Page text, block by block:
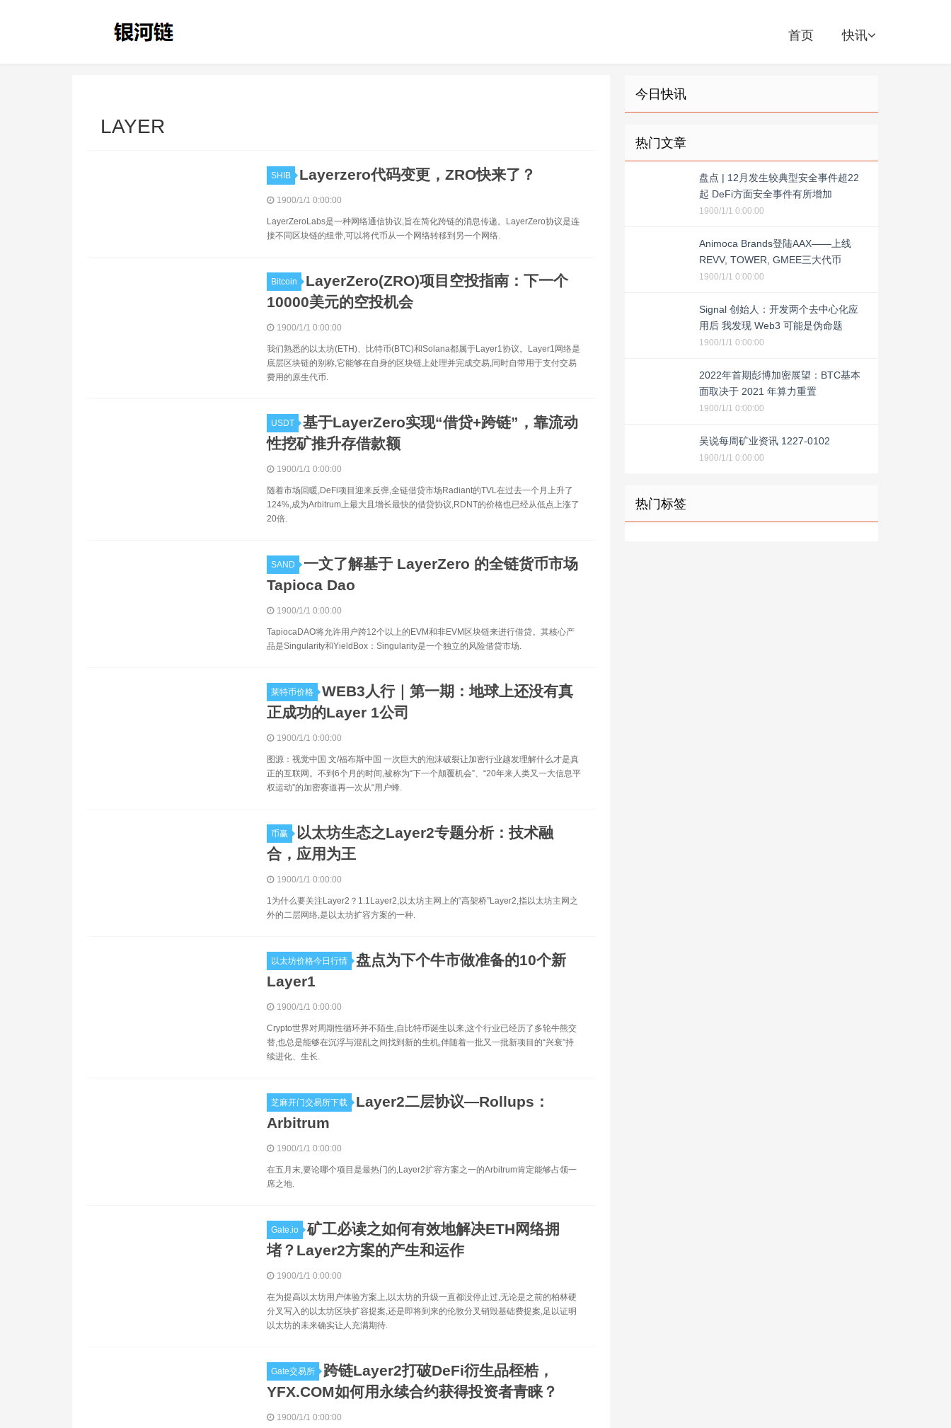
首页 快讯
LAYER
SHIB Layerzero代码变更，ZRO快来了？
1900/1/1 0:00:00
LayerZeroLabs是一种网络通信协议,旨在简化跨链的消息传递。LayerZero协议是连
接不同区块链的纽带,可以将代币从一个网络转移到另一个网络.
Bitcoin
LayerZero(ZRO)项目空投指南：下一个
10000美元的空投机会
1900/1/1 0:00:00
我们熟悉的以太坊(ETH)、比特币(BTC)和Solana都属于Layer1协议。Layer1网络是
底层区块链的别称,它能够在自身的区块链上处理并完成交易,同时自带用于支付交易
费用的原生代币.
USDT
基于LayerZero实现“借贷+跨链”，靠流动
性挖矿推升存借款额
1900/1/1 0:00:00
随着市场回暖,DeFi项目迎来反弹,全链借贷市场Radiant的TVL在过去一个月上升了
124%,成为Arbitrum上最大且增长最快的借贷协议,RDNT的价格也已经从低点上涨了
20倍.
SAND
一文了解基于 LayerZero 的全链货币市场
Tapioca Dao
1900/1/1 0:00:00
TapiocaDAO将允许用户跨12个以上的EVM和非EVM区块链来进行借贷。其核心产
品是Singularity和YieldBox：Singularity是一个独立的风险借贷市场.
莱特币价格
WEB3人行｜第一期：地球上还没有真
正成功的Layer 1公司
1900/1/1 0:00:00
图源：视觉中国 文/福布斯中国 一次巨大的泡沫破裂让加密行业越发理解什么才是真
正的互联网。不到6个月的时间,被称为“下一个颠覆机会”、“20年来人类又一大信息平
权运动”的加密赛道再一次从“用户蜂.
币赢
以太坊生态之Layer2专题分析：技术融
合，应用为王
1900/1/1 0:00:00
1为什么要关注Layer2？1.1Layer2,以太坊主网上的“高架桥”Layer2,指以太坊主网之
外的二层网络,是以太坊扩容方案的一种.
以太坊价格今日行情
盘点为下个牛市做准备的10个新
Layer1
1900/1/1 0:00:00
Crypto世界对周期性循环并不陌生,自比特币诞生以来,这个行业已经历了多轮牛熊交
替,也总是能够在沉浮与混乱之间找到新的生机,伴随着一批又一批新项目的“兴衰”持
续进化、生长.
芝麻开门交易所下载
Layer2二层协议—Rollups：
Arbitrum
1900/1/1 0:00:00
在五月末,要论哪个项目是最热门的,Layer2扩容方案之一的Arbitrum肯定能够占领一
席之地.
Gate.io
矿工必读之如何有效地解决ETH网络拥
堵？Layer2方案的产生和运作
1900/1/1 0:00:00
在为提高以太坊用户体验方案上,以太坊的升级一直都没停止过,无论是之前的柏林硬
分叉写入的以太坊区块扩容提案,还是即将到来的伦敦分叉销毁基础费提案,足以证明
以太坊的未来确实让人充满期待.
Gate交易所
跨链Layer2打破DeFi衍生品桎梏，
YFX.COM如何用永续合约获得投资者青睐？
1900/1/1 0:00:00
今日快讯
热门文章
盘点 | 12月发生较典型安全事件超22
起 DeFi方面安全事件有所增加
1900/1/1 0:00:00
Animoca Brands登陆AAX——上线
REVV, TOWER, GMEE三大代币
1900/1/1 0:00:00
Signal 创始人：开发两个去中心化应
用后 我发现 Web3 可能是伪命题
1900/1/1 0:00:00
2022年首期彭博加密展望：BTC基本
面取决于 2021 年算力重置
1900/1/1 0:00:00
吴说每周矿业资讯 1227-0102
1900/1/1 0:00:00
热门标签